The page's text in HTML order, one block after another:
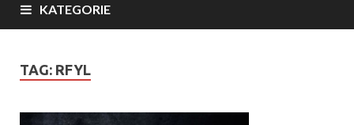
KATEGORIE
TAG: RFYL